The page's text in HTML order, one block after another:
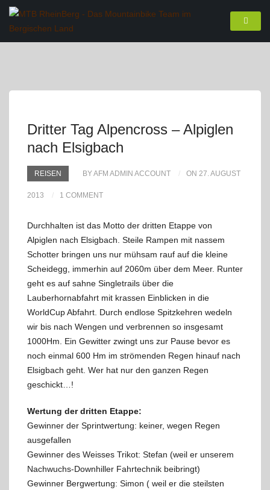
Dritter Tag Alpencross – Alpiglen
nach Elsigbach
REISEN BY AFM ADMIN ACCOUNT ON 27. AUGUST
2013 1 COMMENT
Durchhalten ist das Motto der dritten Etappe von
Alpiglen nach Elsigbach. Steile Rampen mit nassem
Schotter bringen uns nur mühsam rauf auf die kleine
Scheidegg, immerhin auf 2060m über dem Meer. Runter
geht es auf sahne Singletrails über die
Lauberhornabfahrt mit krassen Einblicken in die
WorldCup Abfahrt. Durch endlose Spitzkehren wedeln
wir bis nach Wengen und verbrennen so insgesamt
1000Hm. Ein Gewitter zwingt uns zur Pause bevor es
noch einmal 600 Hm im strömenden Regen hinauf nach
Elsigbach geht. Wer hat nur den ganzen Regen
geschickt…!
Wertung der dritten Etappe:
Gewinner der Sprintwertung: keiner, wegen Regen
ausgefallen
Gewinner des Weisses Trikot: Stefan (weil er unserem
Nachwuchs-Downhiller Fahrtechnik beibringt)
Gewinner Bergwertung: Simon ( weil er die steilsten